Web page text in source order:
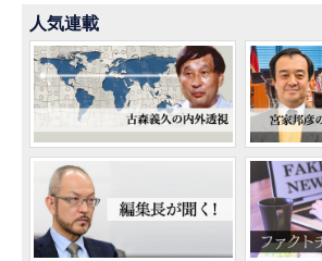
人気連載